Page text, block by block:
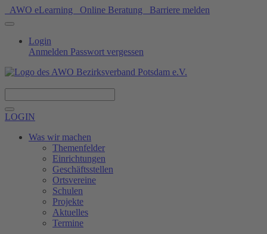
AWO eLearning Online Beratung Barriere melden
Login
Anmelden Passwort vergessen
LOGIN
Was wir machen
Themenfelder
Einrichtungen
Geschäftsstellen
Ortsvereine
Schulen
Projekte
Aktuelles
Termine